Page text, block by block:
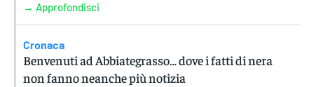
→ Approfondisci
Cronaca
Benvenuti ad Abbiategrasso… dove i fatti di nera
non fanno neanche più notizia